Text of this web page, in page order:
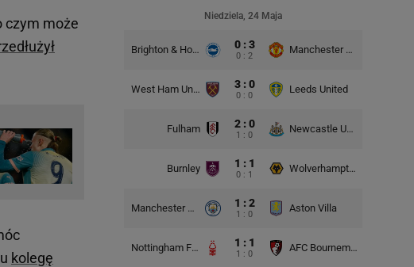
czym może
kolegę
Niedziela, 24 Maja
Brighton & Hove Albion 0 : 3
0 : 2
Manchester United
West Ham United 3 : 0
0 : 0
Leeds United
Fulham 2 : 0
1 : 0
Newcastle United
Burnley 1 : 1
0 : 1
Wolverhampton Wanderers
Manchester City 1 : 2
1 : 0
Aston Villa
Nottingham Forest 1 : 1
1 : 0
AFC Bournemouth